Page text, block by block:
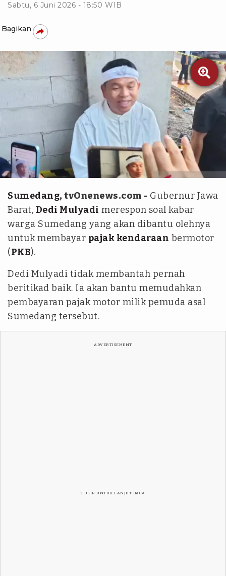
Sabtu, 6 Juni 2026 - 18:50 WIB
Bagikan

Antara
Sumedang, tvOnenews.com - Gubernur Jawa
Barat, Dedi Mulyadi merespon soal kabar
warga Sumedang yang akan dibantu olehnya
untuk membayar pajak kendaraan bermotor
(PKB).
Dedi Mulyadi tidak membantah pernah
beritikad baik. Ia akan bantu memudahkan
pembayaran pajak motor milik pemuda asal
Sumedang tersebut.
ADVERTISEMENT
GULIR UNTUK LANJUT BACA